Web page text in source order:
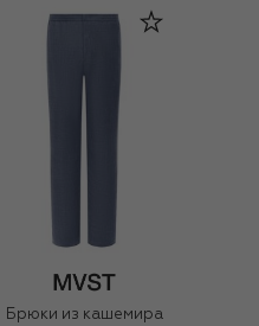
Брюки из кашемира